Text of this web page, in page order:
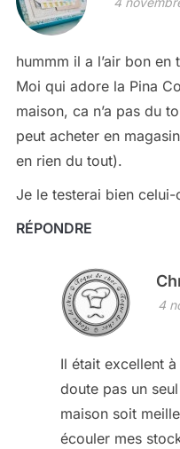
hummm il a l’air bon en
Moi qui adore la Pina
maison, ca n’a pas du
peut acheter en
en rien du tout).
Je le testerai bien
RÉPONDRE
4
Il était excellent
doute pas un
maison soit
écouler mes